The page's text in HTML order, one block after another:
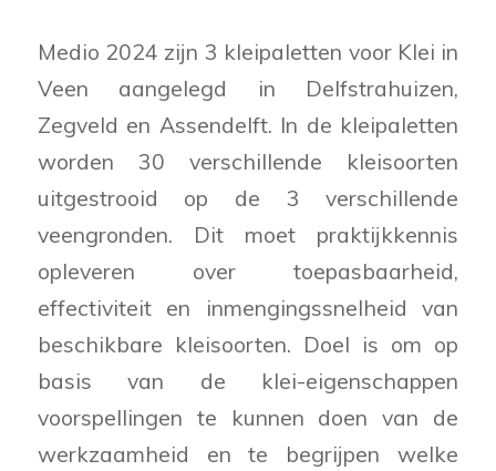
Medio 2024 zijn 3 kleipaletten voor Klei in
Veen aangelegd in Delfstrahuizen,
Zegveld en Assendelft. In de kleipaletten
worden 30 verschillende kleisoorten
uitgestrooid op de 3 verschillende
veengronden. Dit moet praktijkkennis
opleveren over toepasbaarheid,
effectiviteit en inmengingssnelheid van
beschikbare kleisoorten. Doel is om op
basis van de klei-eigenschappen
voorspellingen te kunnen doen van de
werkzaamheid en te begrijpen welke